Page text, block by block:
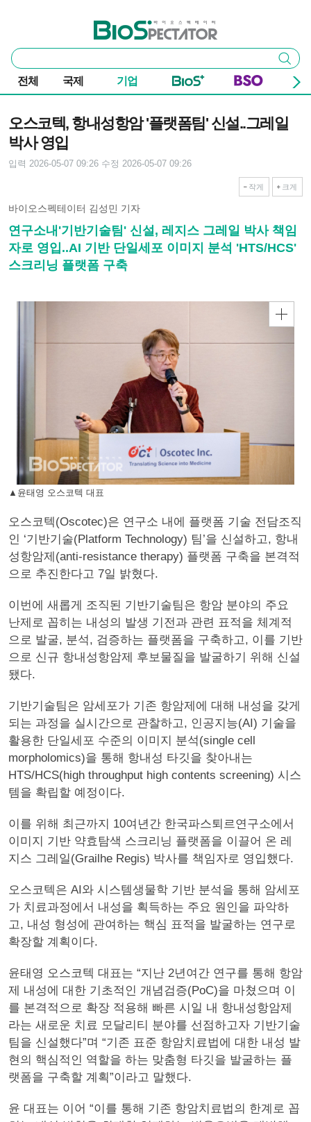
바이오스펙테이터
통
합
검
색
검색
전체 국제 기업
오스코텍, 항내성항암 '플랫폼팀' 신설..그레일
박사 영입
입력 2026-05-07 09:26 수정 2026-05-07 09:26
작게 크게
바이오스펙테이터 김성민 기자
연구소내'기반기술팀' 신설, 레지스 그레일 박사 책임
자로 영입..AI 기반 단일세포 이미지 분석 'HTS/HCS'
스크리닝 플랫폼 구축
▲윤태영 오스코텍 대표
오스코텍(Oscotec)은 연구소 내에 플랫폼 기술 전담조직
인 ‘기반기술(Platform Technology) 팀’을 신설하고, 항내
성항암제(anti-resistance therapy) 플랫폼 구축을 본격적
으로 추진한다고 7일 밝혔다.
이번에 새롭게 조직된 기반기술팀은 항암 분야의 주요
난제로 꼽히는 내성의 발생 기전과 관련 표적을 체계적
으로 발굴, 분석, 검증하는 플랫폼을 구축하고, 이를 기반
으로 신규 항내성항암제 후보물질을 발굴하기 위해 신설
됐다.
기반기술팀은 암세포가 기존 항암제에 대해 내성을 갖게
되는 과정을 실시간으로 관찰하고, 인공지능(AI) 기술을
활용한 단일세포 수준의 이미지 분석(single cell
morpholomics)을 통해 항내성 타깃을 찾아내는
HTS/HCS(high throughput high contents screening) 시스
템을 확립할 예정이다.
이를 위해 최근까지 10여년간 한국파스퇴르연구소에서
이미지 기반 약효탐색 스크리닝 플랫폼을 이끌어 온 레
지스 그레일(Grailhe Regis) 박사를 책임자로 영입했다.
오스코텍은 AI와 시스템생물학 기반 분석을 통해 암세포
가 치료과정에서 내성을 획득하는 주요 원인을 파악하
고, 내성 형성에 관여하는 핵심 표적을 발굴하는 연구로
확장할 계획이다.
윤태영 오스코텍 대표는 “지난 2년여간 연구를 통해 항암
제 내성에 대한 기초적인 개념검증(PoC)을 마쳤으며 이
를 본격적으로 확장 적용해 빠른 시일 내 항내성항암제
라는 새로운 치료 모달리티 분야를 선점하고자 기반기술
팀을 신설했다”며 “기존 표준 항암치료법에 대한 내성 발
현의 핵심적인 역할을 하는 맞춤형 타깃을 발굴하는 플
랫폼을 구축할 계획”이라고 말했다.
윤 대표는 이어 “이를 통해 기존 항암치료법의 한계로 꼽